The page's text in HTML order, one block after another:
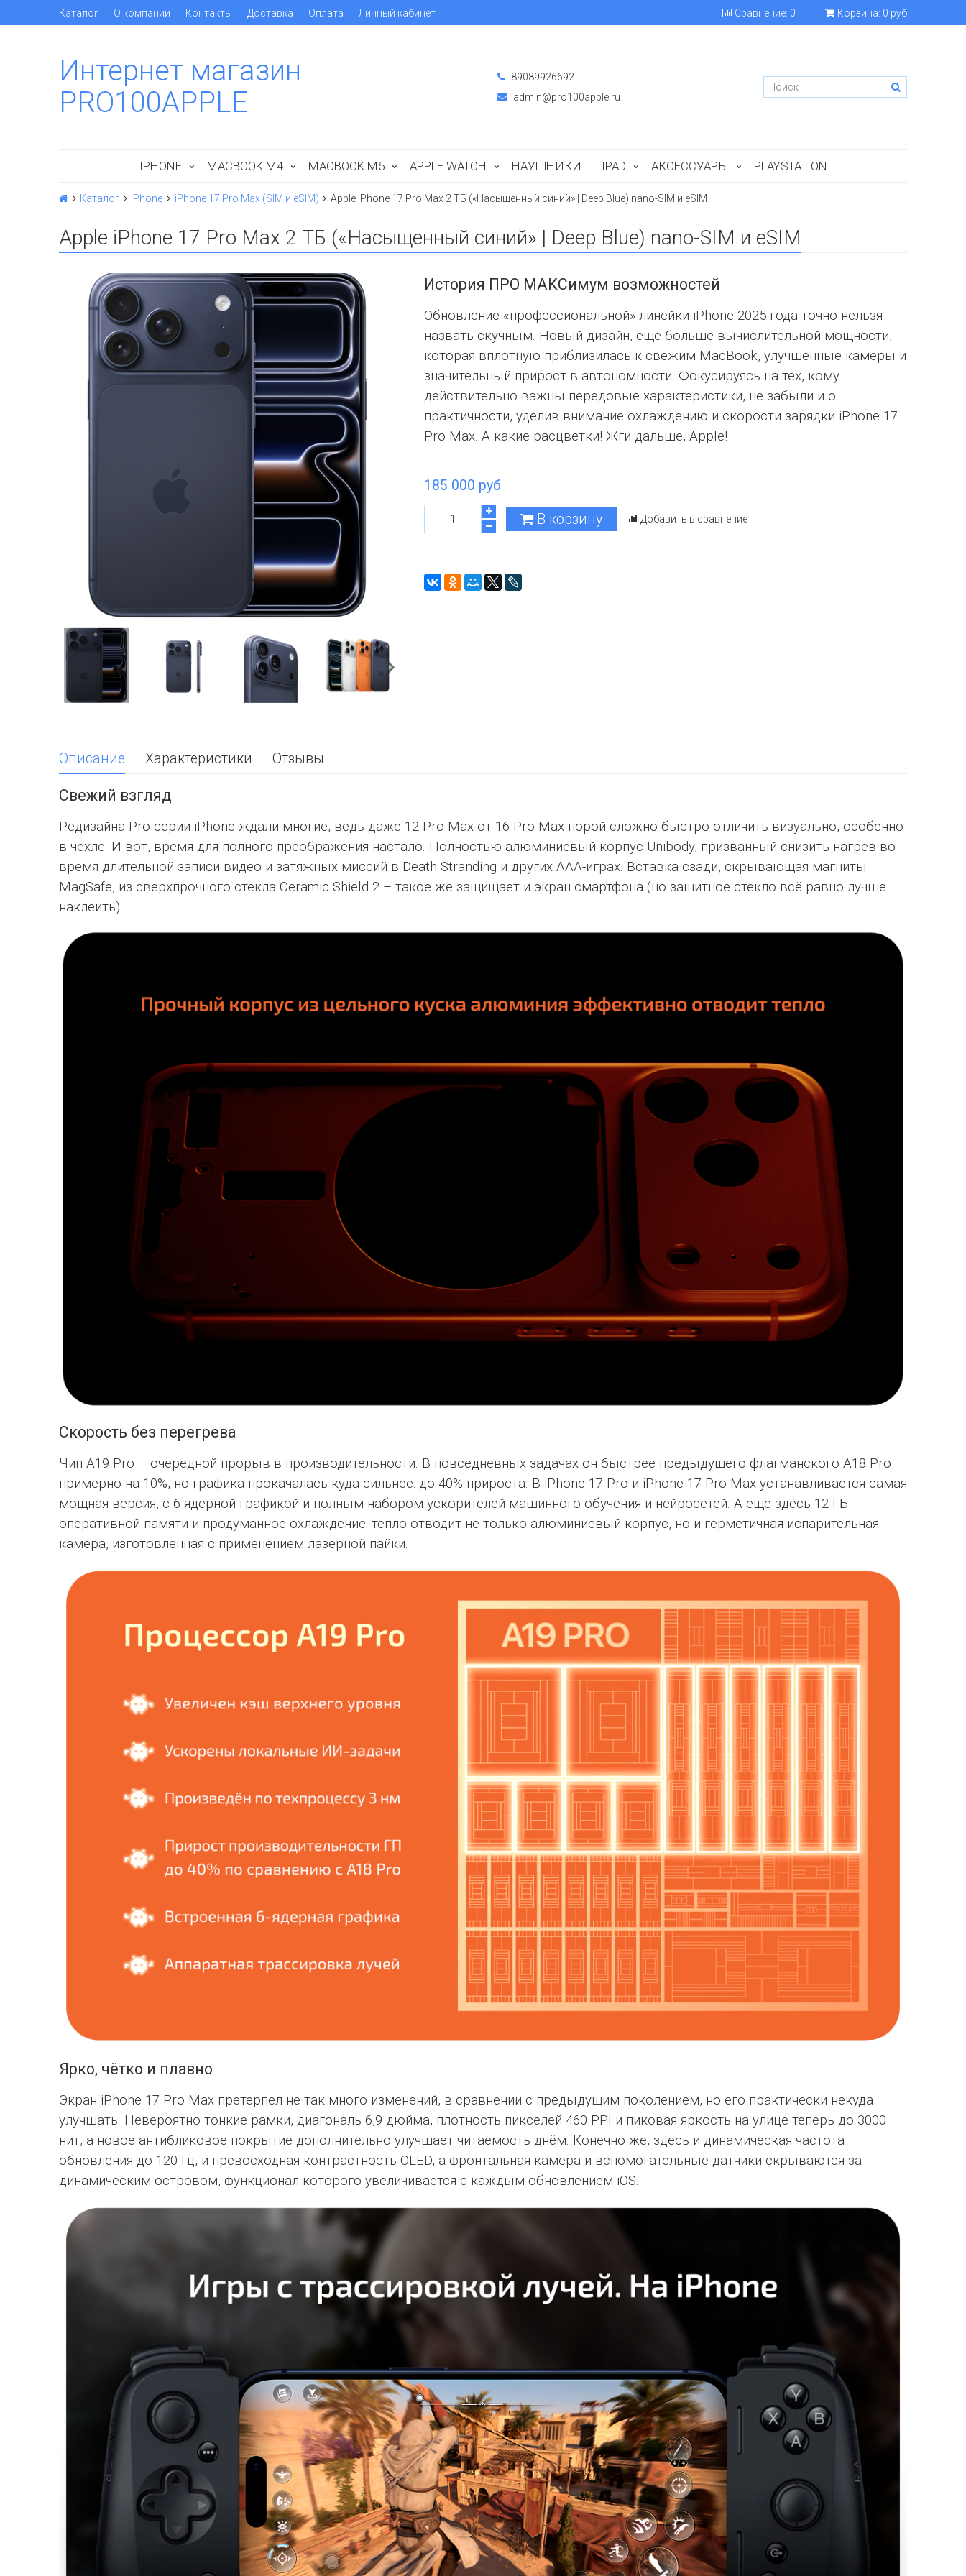
Каталог О компании Контакты Доставка Оплата Личный кабинет Сравнение: 0 Корзина: 0 руб
Интернет магазин
PRO100APPLE
89089926692
admin@pro100apple.ru
IPHONE MACBOOK M4 MACBOOK M5 APPLE WATCH НАУШНИКИ IPAD АКСЕССУАРЫ PLAYSTATION
Каталог iPhone iPhone 17 Pro Max (SIM и eSIM) Apple iPhone 17 Pro Max 2 ТБ («Насыщенный синий» | Deep Blue) nano-SIM и eSIM
Apple iPhone 17 Pro Max 2 ТБ («Насыщенный синий» | Deep Blue) nano-SIM и eSIM
История ПРО МАКСимум возможностей
Обновление «профессиональной» линейки iPhone 2025 года точно нельзя
назвать скучным. Новый дизайн, ещё больше вычислительной мощности,
которая вплотную приблизилась к свежим MacBook, улучшенные камеры и
значительный прирост в автономности. Фокусируясь на тех, кому
действительно важны передовые характеристики, не забыли и о
практичности, уделив внимание охлаждению и скорости зарядки iPhone 17
Pro Max. А какие расцветки! Жги дальше, Apple!
185 000 руб
В корзину Добавить в сравнение
Описание Характеристики Отзывы
Свежий взгляд
Редизайна Pro-серии iPhone ждали многие, ведь даже 12 Pro Max от 16 Pro Max порой сложно быстро отличить визуально, особенно
в чехле. И вот, время для полного преображения настало. Полностью алюминиевый корпус Unibody, призванный снизить нагрев во
время длительной записи видео и затяжных миссий в Death Stranding и других ААА-играх. Вставка сзади, скрывающая магниты
MagSafe, из сверхпрочного стекла Ceramic Shield 2 – такое же защищает и экран смартфона (но защитное стекло всё равно лучше
наклеить).
Скорость без перегрева
Чип A19 Pro – очередной прорыв в производительности. В повседневных задачах он быстрее предыдущего флагманского A18 Pro
примерно на 10%, но графика прокачалась куда сильнее: до 40% прироста. В iPhone 17 Pro и iPhone 17 Pro Max устанавливается самая
мощная версия, с 6-ядерной графикой и полным набором ускорителей машинного обучения и нейросетей. А ещё здесь 12 ГБ
оперативной памяти и продуманное охлаждение: тепло отводит не только алюминиевый корпус, но и герметичная испарительная
камера, изготовленная с применением лазерной пайки.
Ярко, чётко и плавно
Экран iPhone 17 Pro Max претерпел не так много изменений, в сравнении с предыдущим поколением, но его практически некуда
улучшать. Невероятно тонкие рамки, диагональ 6,9 дюйма, плотность пикселей 460 PPI и пиковая яркость на улице теперь до 3000
нит, а новое антибликовое покрытие дополнительно улучшает читаемость днём. Конечно же, здесь и динамическая частота
обновления до 120 Гц, и превосходная контрастность OLED, а фронтальная камера и вспомогательные датчики скрываются за
динамическим островом, функционал которого увеличивается с каждым обновлением iOS.